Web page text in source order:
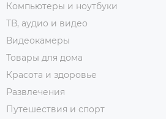
Компьютеры и ноутбуки
ТВ, аудио и видео
Видеокамеры
Товары для дома
Красота и здоровье
Развлечения
Путешествия и спорт